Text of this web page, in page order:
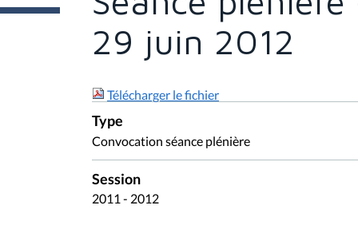
s
c29 juin 2012
Télécharger le fichier
Type
Convocation séance plénière
Session
2011 - 2012